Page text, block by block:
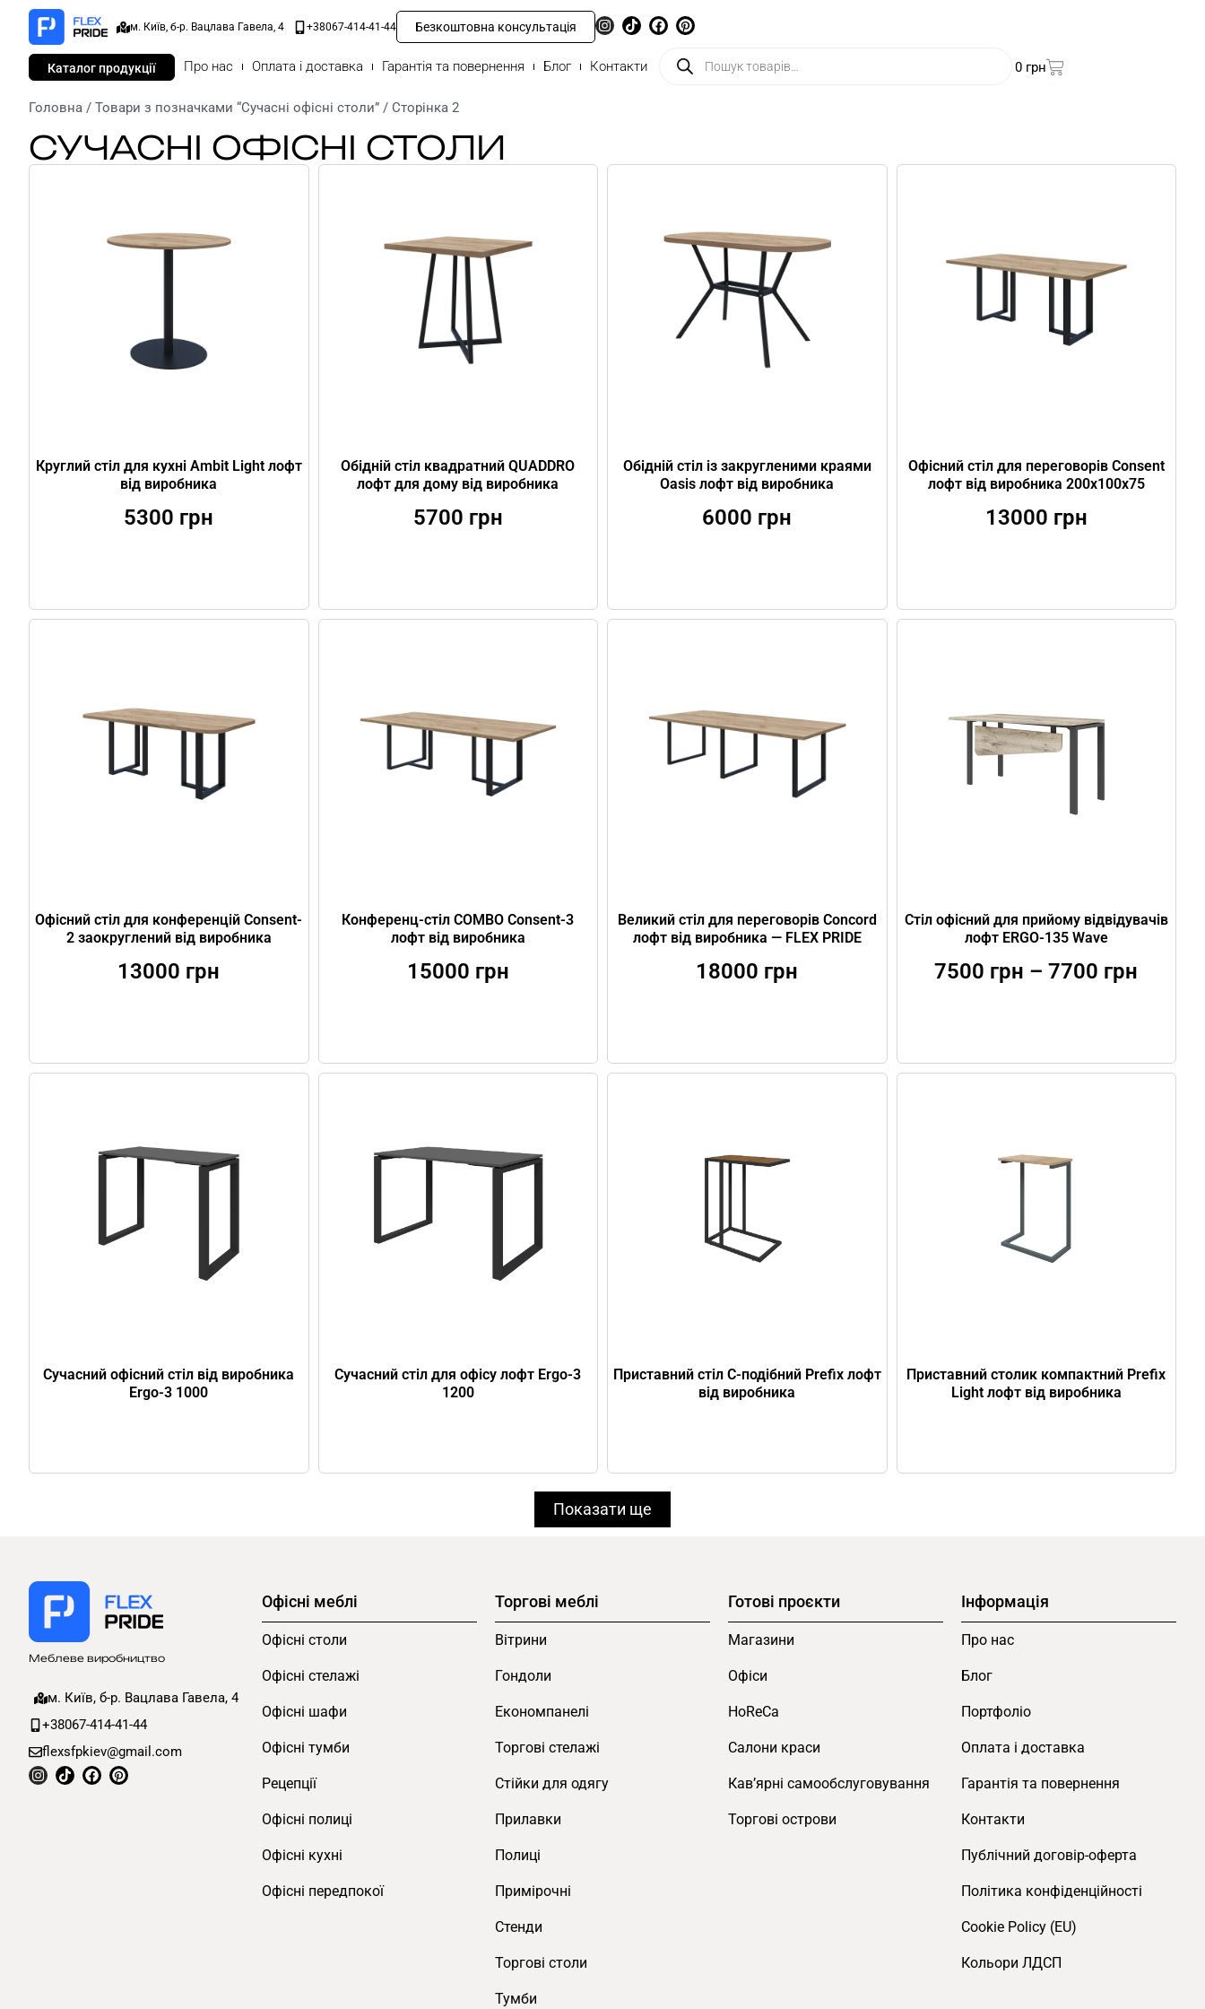
м. Київ, б-р. Вацлава Гавела, 4 +38067-414-41-44 Безкоштовна консультація
Каталог продукції Про нас Оплата і доставка Гарантія та повернення Блог Контакти 0 грн
Головна / Товари з позначками “Сучасні офісні столи” / Сторінка 2
СУЧАСНІ ОФІСНІ СТОЛИ
Круглий стіл для кухні Ambit Light лофт
від виробника
5300 грн
Обідній стіл квадратний QUADDRO
лофт для дому від виробника
5700 грн
Обідній стіл із закругленими краями
Oasis лофт від виробника
6000 грн
Офісний стіл для переговорів Consent
лофт від виробника 200х100х75
13000 грн
Офісний cтіл для конференцій Consent-
2 заокруглений від виробника
13000 грн
Конференц-стіл COMBO Consent-3
лофт від виробника
15000 грн
Великий стіл для переговорів Concord
лофт від виробника — FLEX PRIDE
18000 грн
Стіл офісний для прийому відвідувачів
лофт ERGO-135 Wave
7500 грн – 7700 грн
Сучасний офісний стіл від виробника
Ergo-3 1000
Сучасний стіл для офісу лофт Ergo-3
1200
Приставний стіл С-подібний Prefix лофт
від виробника
Приставний столик компактний Prefix
Light лофт від виробника
Показати ще
Меблеве виробництво
м. Київ, б-р. Вацлава Гавела, 4
+38067-414-41-44
flexsfpkiev@gmail.com
Офісні меблі
Офісні столи
Офісні стелажі
Офісні шафи
Офісні тумби
Рецепції
Офісні полиці
Офісні кухні
Офісні передпокої
Торгові меблі
Вітрини
Гондоли
Економпанелі
Торгові стелажі
Cтійки для одягу
Прилавки
Полиці
Примірочні
Стенди
Торгові столи
Тумби
Готові проєкти
Магазини
Офіси
HoReCa
Салони краси
Кав’ярні самообслуговування
Торгові острови
Інформація
Про нас
Блог
Портфоліо
Оплата і доставка
Гарантія та повернення
Контакти
Публічний договір-оферта
Політика конфіденційності
Cookie Policy (EU)
Кольори ЛДСП